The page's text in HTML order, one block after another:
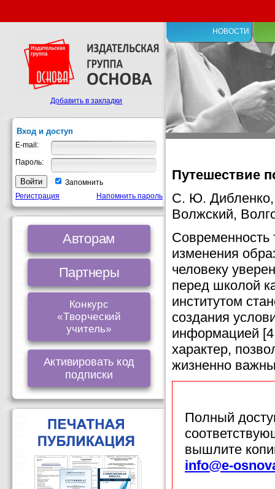
НОВОСТИ
Путешествие
С. Ю.
Волжский,
Современность
изменения
человеку
перед школой
институтом
создания
информацией
характер,
жизненно
Полный
вышлите
info@e-
Добавить в закладки
Вход и доступ
E-mail:
Пароль:
Запомнить
Регистрация
Напомнить пароль
Авторам
Партнеры
Конкурс
«Творческий
учитель»
Активировать код
подписки